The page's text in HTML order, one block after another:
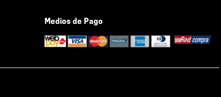
Medios de Pago